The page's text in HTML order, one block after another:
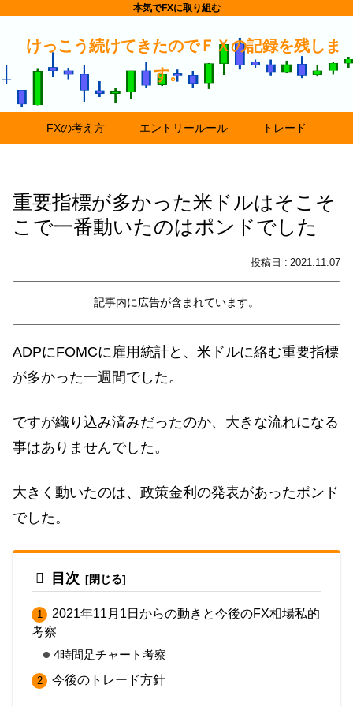
本気でFXに取り組む
けっこう続けてきたのでＦＸの記録を残しま
す。
FXの考え方 エントリールール トレード
重要指標が多かった米ドルはそこそ
こで一番動いたのはポンドでした
2021.11.07
記事内に広告が含まれています。
ADPにFOMCに雇用統計と、米ドルに絡む重要指標
が多かった一週間でした。
ですが織り込み済みだったのか、大きな流れになる
事はありませんでした。
大きく動いたのは、政策金利の発表があったポンド
でした。
目次
2021年11月1日からの動きと今後のFX相場私的
考察
4時間足チャート考察
今後のトレード方針